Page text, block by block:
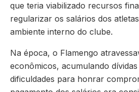
que teria viabilizado recursos
regularizar os salários dos
ambiente interno do clube.
Na época, o Flamengo
econômicos, acumulando
dificuldades para honrar